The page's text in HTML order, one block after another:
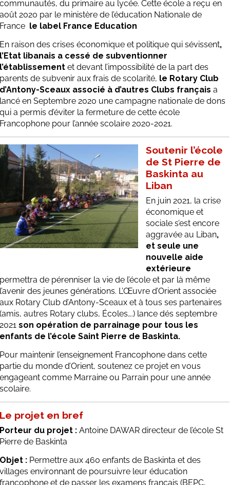
communautés, du primaire au lycée. Cette école a reçu en
août 2020 par le ministère de l’éducation Nationale de
France le label France Education
En raison des crises économique et politique qui sévissent,
l’Etat libanais a cessé de subventionner
l’établissement et devant l’impossibilité de la part des
parents de subvenir aux frais de scolarité, le Rotary Club
d’Antony-Sceaux associé à d’autres Clubs français a
lancé en Septembre 2020 une campagne nationale de dons
qui a permis d’éviter la fermeture de cette école
Francophone pour l’année scolaire 2020-2021.
Soutenir l’école
de St Pierre de
Baskinta au
Liban
En juin 2021, la crise
économique et
sociale s’est encore
aggravée au Liban,
et seule une
nouvelle aide
extérieure
permettra de pérenniser la vie de l’école et par là même
l’avenir des jeunes générations. L’Œuvre d’Orient associée
aux Rotary Club d’Antony-Sceaux et à tous ses partenaires
(amis, autres Rotary clubs, Écoles….) lance dés septembre
2021 son opération de parrainage pour tous les
enfants de l’école Saint Pierre de Baskinta.
Pour maintenir l’enseignement Francophone dans cette
partie du monde d’Orient, soutenez ce projet en vous
engageant comme Marraine ou Parrain pour une année
scolaire.
Le projet en bref
Porteur du projet : Antoine DAWAR directeur de l’école St
Pierre de Baskinta
Objet : Permettre aux 460 enfants de Baskinta et des
villages environnant de poursuivre leur éducation
francophone et de passer les examens français (BEPC,